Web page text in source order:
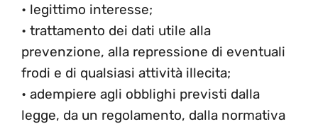
• legittimo interesse;
• trattamento dei dati utile alla
prevenzione, alla repressione di eventuali
frodi e di qualsiasi attività illecita;
• adempiere agli obblighi previsti dalla
legge, da un regolamento, dalla normativa